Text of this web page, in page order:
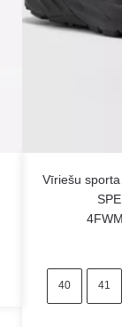
Vīriešu
40 41